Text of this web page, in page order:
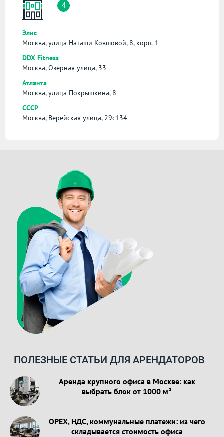
4
Элис
Москва, улица Наташи Ковшовой, 8, корп. 1
DDX Fitness
Москва, Озёрная улица, 33
Атланта
Москва, улица Покрышкина, 8
СССР
Москва, Верейская улица, 29с134
ПОЛЕЗНЫЕ СТАТЬИ ДЛЯ АРЕНДАТОРОВ
Аренда крупного офиса в Москве: как
выбрать блок от 1000 м²
OPEX, НДС, коммунальные платежи: из чего
складывается стоимость офиса